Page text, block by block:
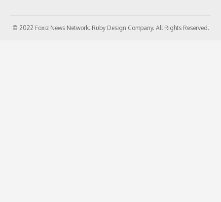
© 2022 Foxiz News Network. Ruby Design Company. All Rights Reserved.